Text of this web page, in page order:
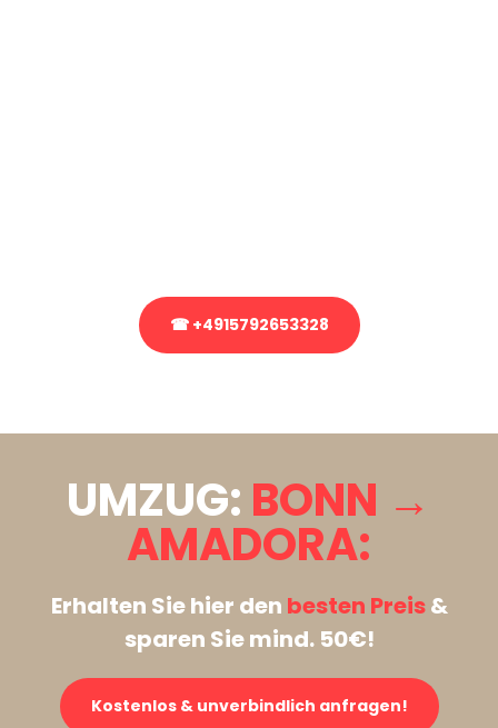
☎ +4915792653328
UMZUG: BONN →
AMADORA:
Erhalten Sie hier den besten Preis&
sparen Sie mind. 50€!
Kostenlos & unverbindlich anfragen!